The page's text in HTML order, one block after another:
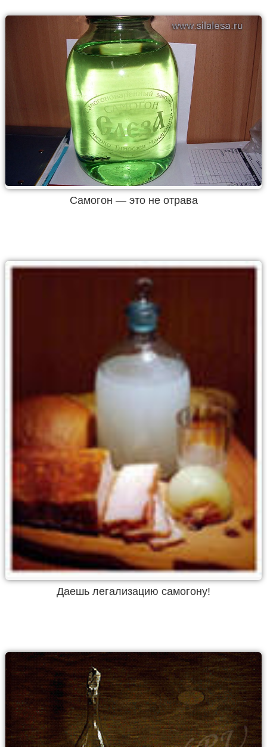
Самогон — это не отрава
Даешь легализацию самогону!